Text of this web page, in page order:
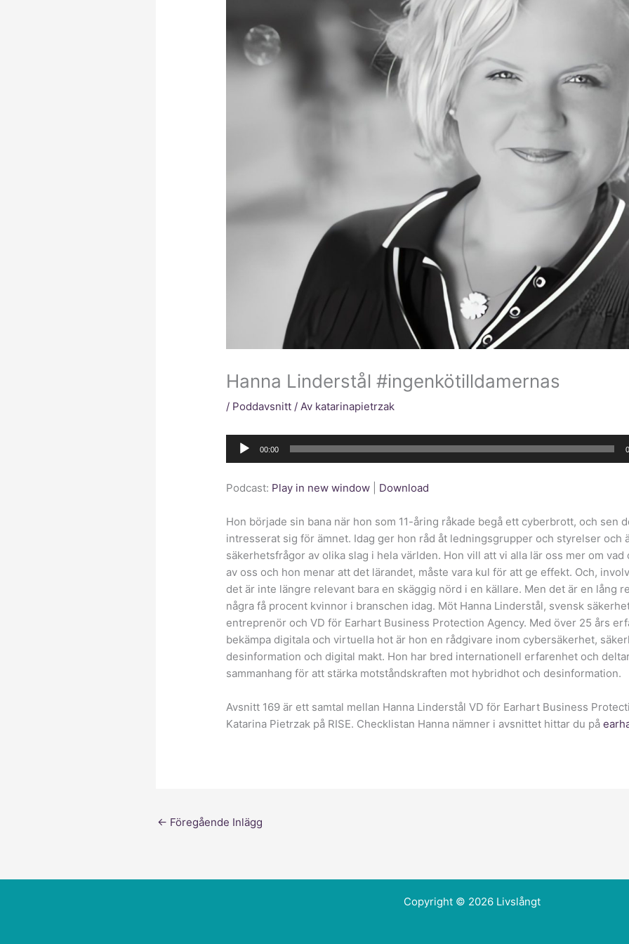
Hanna Linderstål #ingenkötilldamernas
/ Poddavsnitt / Av katarinapietrzak
Ljudspelare
00:00
Podcast: Play in new window Download
Hon började sin bana när hon som 11-åring råkade begå ett cyberbrott, och sen
intresserat sig för ämnet. Idag ger hon råd åt ledningsgrupper och styrelser och
säkerhetsfrågor av olika slag i hela världen. Hon vill att vi alla lär oss mer om
av oss och hon menar att det lärandet, måste vara kul för att ge effekt. Och,
det är inte längre relevant bara en skäggig nörd i en källare. Men det är en lång
några få procent kvinnor i branschen idag. Möt Hanna Linderstål, svensk
entreprenör och VD för Earhart Business Protection Agency. Med över 25 års
bekämpa digitala och virtuella hot är hon en rådgivare inom cybersäkerhet,
desinformation och digital makt. Hon har bred internationell erfarenhet och
sammanhang för att stärka motståndskraften mot hybridhot och desinformation.
Avsnitt 169 är ett samtal mellan Hanna Linderstål VD för Earhart Business
Katarina Pietrzak på RISE. Checklistan Hanna nämner i avsnittet hittar du på
← Föregående Inlägg
Copyright © 2026 Livslångt